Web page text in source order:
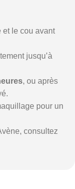
et le cou avant
jusqu’à
, ou après
pour un
consultez